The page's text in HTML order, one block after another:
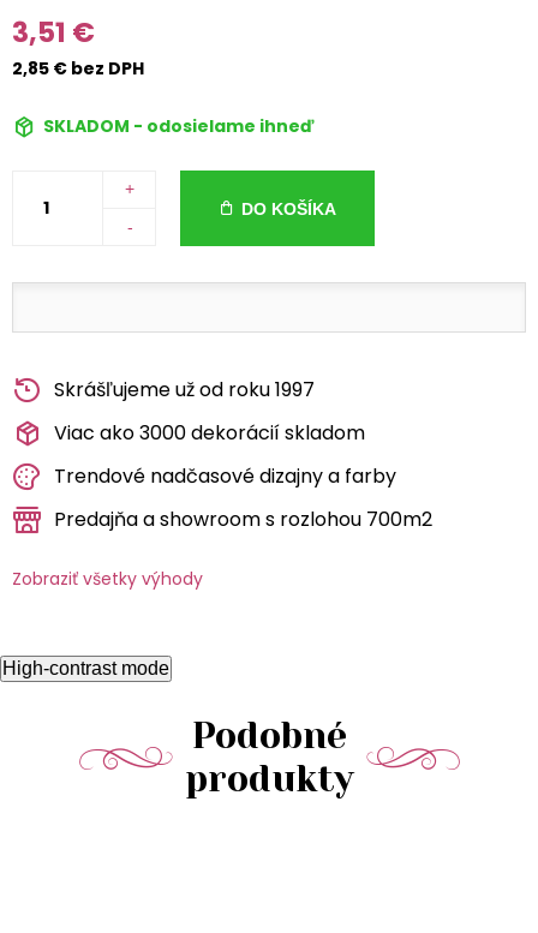
3,51 €
2,85 € bez DPH
SKLADOM - odosielame ihneď
+
-
DO KOŠÍKA
Skrášľujeme už od roku 1997
Viac ako 3000 dekorácií skladom
Trendové nadčasové dizajny a farby
Predajňa a showroom s rozlohou 700m2
Zobraziť všetky výhody
High-contrast mode
Podobné
produkty